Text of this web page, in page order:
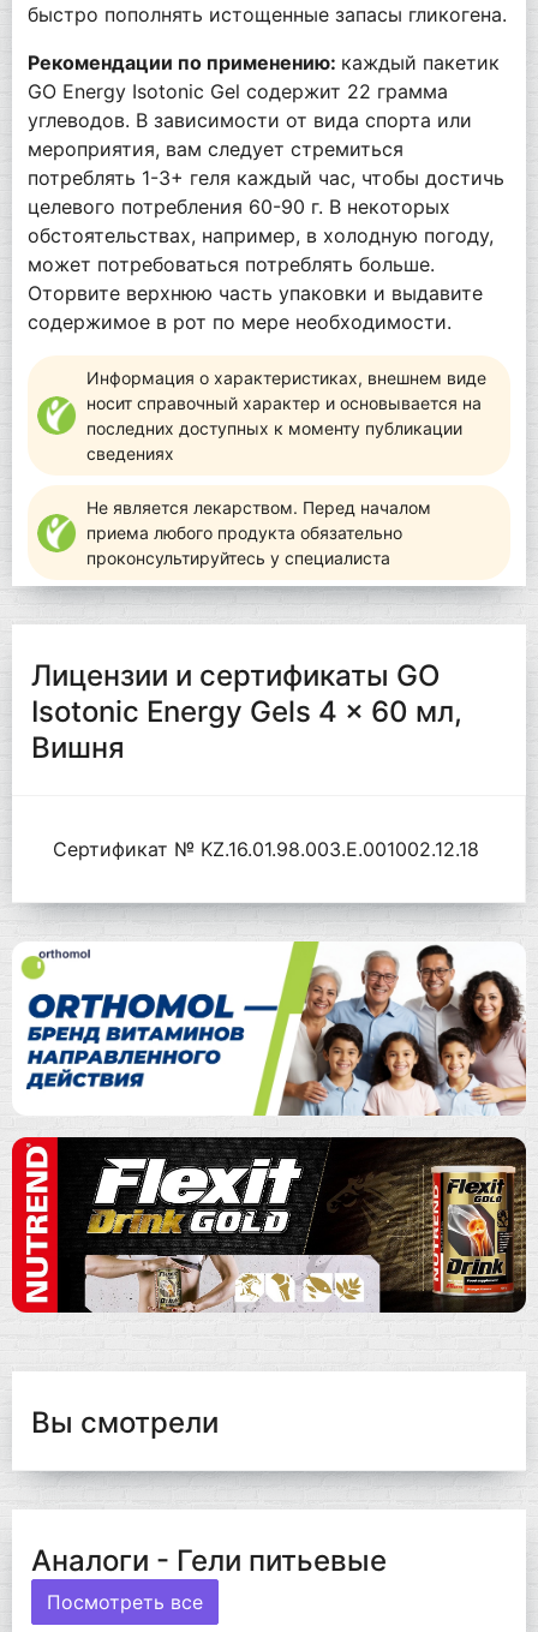
быстро пополнять истощенные запасы гликогена.
Рекомендации по применению: каждый пакетик
GO Energy Isotonic Gel содержит 22 грамма
углеводов. В зависимости от вида спорта или
мероприятия, вам следует стремиться
потреблять 1-3+ геля каждый час, чтобы достичь
целевого потребления 60-90 г. В некоторых
обстоятельствах, например, в холодную погоду,
может потребоваться потреблять больше.
Оторвите верхнюю часть упаковки и выдавите
содержимое в рот по мере необходимости.
Информация о характеристиках, внешнем виде
носит справочный характер и основывается на
последних доступных к моменту публикации
сведениях
Не является лекарством. Перед началом
приема любого продукта обязательно
проконсультируйтесь у специалиста
Лицензии и сертификаты GO
Isotonic Energy Gels 4 x 60 мл,
Вишня
Сертификат № KZ.16.01.98.003.Е.001002.12.18
Вы смотрели
Аналоги - Гели питьевые
Посмотреть все